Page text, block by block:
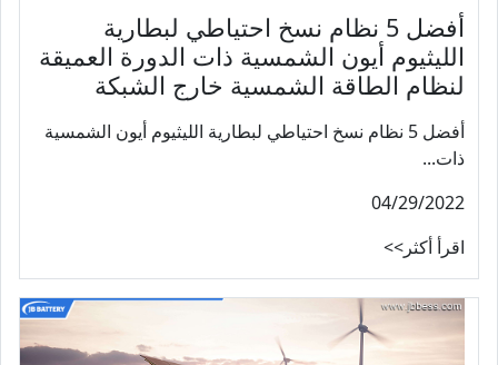
أفضل 5 نظام نسخ احتياطي لبطارية
الليثيوم أيون الشمسية ذات الدورة العميقة
لنظام الطاقة الشمسية خارج الشبكة
أفضل 5 نظام نسخ احتياطي لبطارية الليثيوم أيون الشمسية
ذات...
04/29/2022
اقرأ أكثر>>